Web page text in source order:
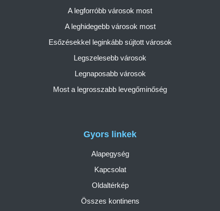
Gyors linkek
Alapegység
Kapcsolat
Oldaltérkép
Összes kontinens
A legforróbb városok most
A leghidegebb városok most
Esőzésekkel leginkább sújtott városok
Legszelesebb városok
Legnaposabb városok
Most a legrosszabb levegőminőség